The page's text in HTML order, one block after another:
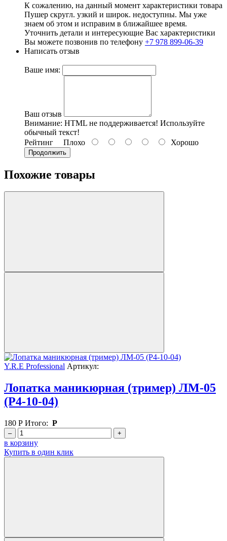
К сожалению, на данный момент характеристики товара
Пушер скругл. узкий и широк. недоступны. Мы уже
знаем об этом и исправим в ближайшее время.
Уточнить детали и интересующие Вас характеристики
Вы можете позвонив по телефону +7 978 899-06-39
Написать отзыв
Ваше имя:
Ваш отзыв
Внимание: HTML не поддерживается! Используйте
обычный текст!
Рейтинг Плохо Хорошо
Продолжить
Похожие товары
Y.R.E Professional Артикул:
Лопатка маникюрная (тример) ЛМ-05
(P4-10-04)
180 Р Итого: Р
– +
в корзину
Купить в один клик